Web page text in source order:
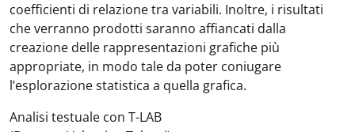
coefficienti di relazione tra variabili. Inoltre, i risultati
che verranno prodotti saranno affiancati dalla
creazione delle rappresentazioni grafiche più
appropriate, in modo tale da poter coniugare
l’esplorazione statistica a quella grafica.
Analisi testuale con T-LAB